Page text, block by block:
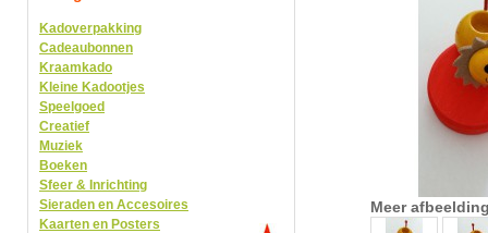
Meer
Kadoverpakking
Cadeaubonnen
Kraamkado
Kleine Kadootjes
Speelgoed
Creatief
Muziek
Boeken
Sfeer & Inrichting
Sieraden en Accesoires
Kaarten en Posters